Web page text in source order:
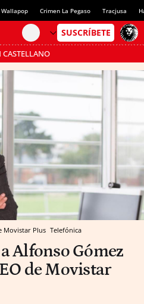
Wallapop Crimen La Pegaso Tracjusa
CASTELLANO
AHORRO
Movistar Plus Telefónica
Alfonso Gómez
de Movistar